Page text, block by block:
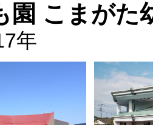
園 こまがた
年